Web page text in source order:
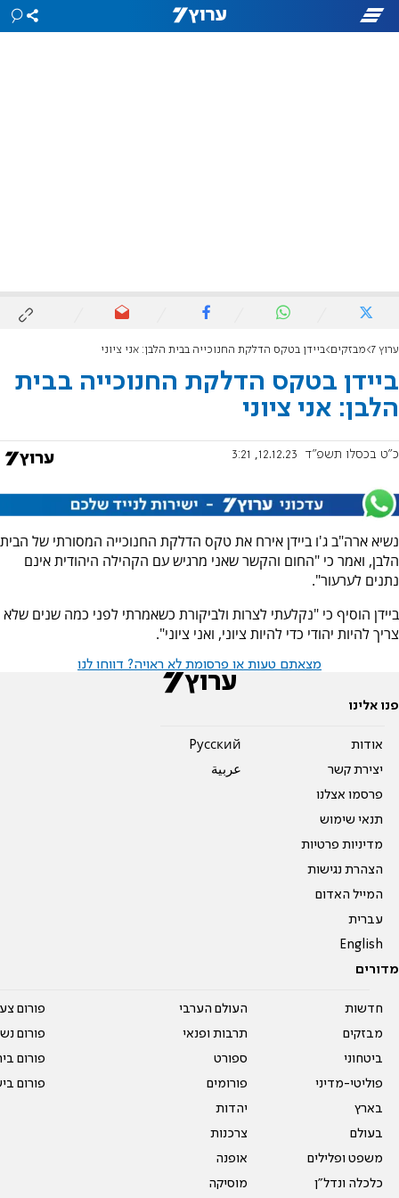
ערוץ 7 מבזקים ביידן בטקס הדלקת החנוכייה בבית הלבן: אני ציוני
ביידן בטקס הדלקת החנוכייה בבית
הלבן: אני ציוני
כ"ט בכסלו תשפ"ד 12.12.23, 3:21
נשיא ארה"ב ג'ו ביידן אירח את טקס הדלקת החנוכייה המסורתי של הבית
הלבן, ואמר כי "החום והקשר שאני מרגיש עם הקהילה היהודית אינם
נתנים לערעור".
ביידן הוסיף כי "נקלעתי לצרות ולביקורת כשאמרתי לפני כמה שנים שלא
צריך להיות יהודי כדי להיות ציוני, ואני ציוני".
מצאתם טעות או פרסומת לא ראויה? דווחו לנו
פנו אלינו
אודות
יצירת קשר
פרסמו אצלנו
תנאי שימוש
מדיניות פרטיות
הצהרת נגישות
המייל האדום
עברית
English
Pусский
عربية
מדורים
חדשות
מבזקים
ביטחוני
פוליטי-מדיני
בארץ
בעולם
משפט ופלילים
כלכלה ונדל"ן
העולם הערבי
תרבות ופנאי
ספורט
פורומים
יהדות
צרכנות
אופנה
מוסיקה
פורום
פורום
פורום
פורום